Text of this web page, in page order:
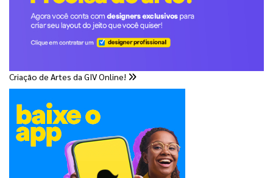
Criação de Artes da GIV Online!